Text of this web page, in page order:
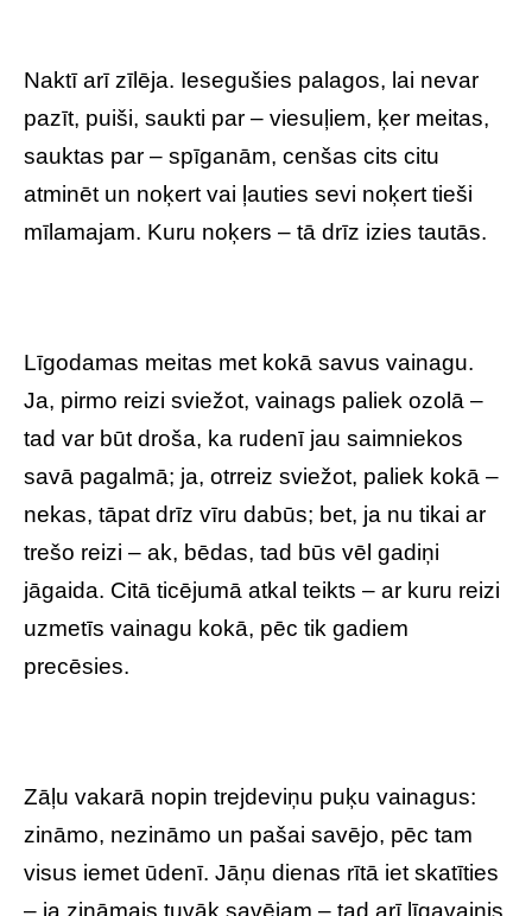
Naktī arī zīlēja. Iesegušies palagos, lai nevar
pazīt, puiši, saukti par – viesuļiem, ķer meitas,
sauktas par – spīganām, cenšas cits citu
atminēt un noķert vai ļauties sevi noķert tieši
mīlamajam. Kuru noķers – tā drīz izies tautās.
Līgodamas meitas met kokā savus vainagu.
Ja, pirmo reizi sviežot, vainags paliek ozolā –
tad var būt droša, ka rudenī jau saimniekos
savā pagalmā; ja, otrreiz sviežot, paliek kokā –
nekas, tāpat drīz vīru dabūs; bet, ja nu tikai ar
trešo reizi – ak, bēdas, tad būs vēl gadiņi
jāgaida. Citā ticējumā atkal teikts – ar kuru reizi
uzmetīs vainagu kokā, pēc tik gadiem
precēsies.
Zāļu vakarā nopin trejdeviņu puķu vainagus:
zināmo, nezināmo un pašai savējo, pēc tam
visus iemet ūdenī. Jāņu dienas rītā iet skatīties
– ja zināmais tuvāk savējam – tad arī līgavainis